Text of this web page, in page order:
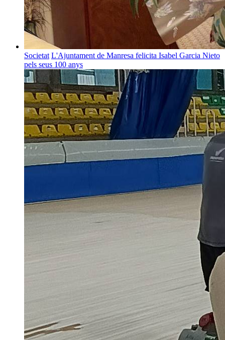
Societat L'Ajuntament de Manresa felicita Isabel Garcia Nieto
pels seus 100 anys